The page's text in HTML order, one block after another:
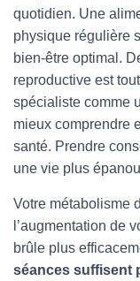
quotidien. Une
physique régulière
bien-être optimal.
reproductive est
spécialiste comme
mieux comprendre
santé. Prendre
une vie plus
Votre métabolisme
l’augmentation de
brûle plus
séances suffisent